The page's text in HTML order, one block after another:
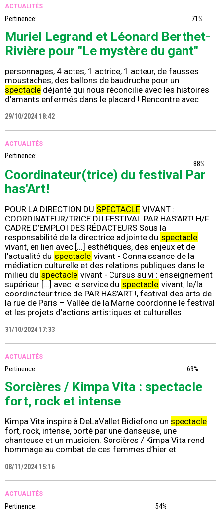
ACTUALITÉS
Pertinence: 71%
Muriel Legrand et Léonard Berthet-
Rivière pour "Le mystère du gant"
personnages, 4 actes, 1 actrice, 1 acteur, de fausses
moustaches, des ballons de baudruche pour un
spectacle déjanté qui nous réconcilie avec les histoires
d’amants enfermés dans le placard ! Rencontre avec
29/10/2024 18:42
ACTUALITÉS
Pertinence:
88%
Coordinateur(trice) du festival Par
has'Art!
POUR LA DIRECTION DU SPECTACLE VIVANT :
COORDINATEUR/TRICE DU FESTIVAL PAR HAS’ART! H/F
CADRE D’EMPLOI DES RÉDACTEURS Sous la
responsabilité de la directrice adjointe du spectacle
vivant, en lien avec [...] esthétiques, des enjeux et de
l’actualité du spectacle vivant - Connaissance de la
médiation culturelle et des relations publiques dans le
milieu du spectacle vivant - Cursus suivi : enseignement
supérieur [...] avec le service du spectacle vivant, le/la
coordinateur.trice de PAR HAS’ART !, festival des arts de
la rue de Paris – Vallée de la Marne coordonne le festival
et les projets d’actions artistiques et culturelles
31/10/2024 17:33
ACTUALITÉS
Pertinence: 69%
Sorcières / Kimpa Vita : spectacle
fort, rock et intense
Kimpa Vita inspire à DeLaVallet Bidiefono un spectacle
fort, rock, intense, porté par une danseuse, une
chanteuse et un musicien. Sorcières / Kimpa Vita rend
hommage au combat de ces femmes d’hier et
08/11/2024 15:16
ACTUALITÉS
Pertinence: 54%